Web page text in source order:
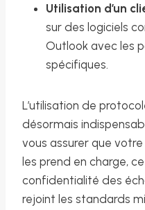
Utilisation d’un
sur des logiciels
Outlook avec les
spécifiques.
L’utilisation de
désormais
vous assurer que
les prend en charge,
confidentialité des
rejoint les standards